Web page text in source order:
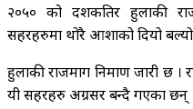
२०५० को दशकतिर हुलाकी
सहरहरुमा थोरै आशाको दियो
हुलाकी राजमार्ग निर्माण जारी छ ।
यी सहरहरु अग्रसर बन्दै गएका छन्